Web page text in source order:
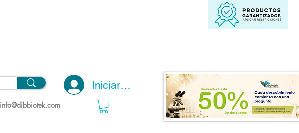
Iniciar Sesión
info@dibbiotek.com